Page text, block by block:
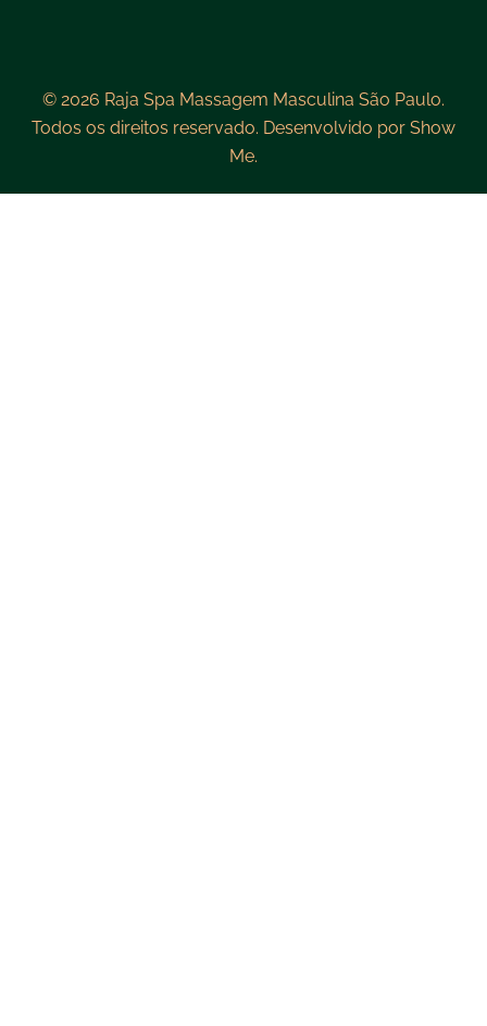
© 2026 Raja Spa Massagem Masculina São Paulo.
Todos os direitos reservado. Desenvolvido por Show
Me.